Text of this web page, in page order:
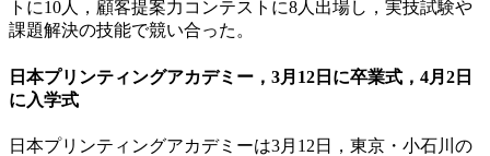
トに10人，顧客提案力コンテストに8人出場し，実技試験や
課題解決の技能で競い合った。
日本プリンティングアカデミー，3月12日に卒業式，4月2日
に入学式
日本プリンティングアカデミーは3月12日，東京・小石川の